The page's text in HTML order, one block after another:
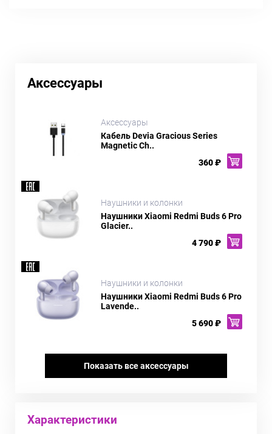
Аксессуары
Аксессуары
Кабель Devia Gracious Series
Magnetic Ch..
360 ₽
Наушники и колонки
Наушники Xiaomi Redmi Buds 6 Pro
Glacier..
4 790 ₽
Наушники и колонки
Наушники Xiaomi Redmi Buds 6 Pro
Lavende..
5 690 ₽
Показать все аксессуары
Характеристики